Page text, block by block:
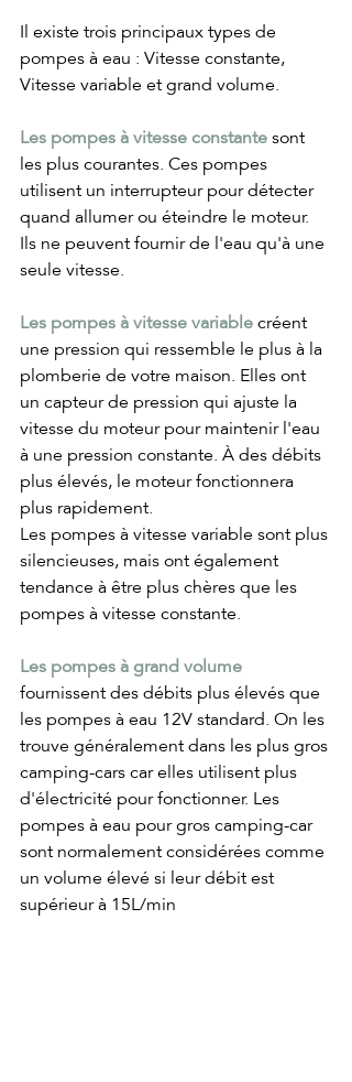
Il existe trois principaux types de
pompes à eau : Vitesse constante,
Vitesse variable et grand volume.
Les pompes à vitesse constante sont
les plus courantes. Ces pompes
utilisent un interrupteur pour détecter
quand allumer ou éteindre le moteur.
Ils ne peuvent fournir de l'eau qu'à une
seule vitesse.
Les pompes à vitesse variable créent
une pression qui ressemble le plus à la
plomberie de votre maison. Elles ont
un capteur de pression qui ajuste la
vitesse du moteur pour maintenir l'eau
à une pression constante. À des débits
plus élevés, le moteur fonctionnera
plus rapidement.
Les pompes à vitesse variable sont plus
silencieuses, mais ont également
tendance à être plus chères que les
pompes à vitesse constante.
Les pompes à grand volume
fournissent des débits plus élevés que
les pompes à eau 12V standard. On les
trouve généralement dans les plus gros
camping-cars car elles utilisent plus
d'électricité pour fonctionner. Les
pompes à eau pour gros camping-car
sont normalement considérées comme
un volume élevé si leur débit est
supérieur à 15L/min